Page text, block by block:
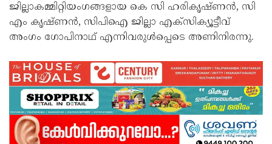
ജില്ലാകമ്മിറ്റിയംഗങ്ങളായ കെ സി ഹരികൃഷ്‌ണൻ, സി
എം കൃഷ്‌ണൻ, സിപിഐ ജില്ലാ എക്‌സിക്യൂട്ടീവ്‌
അംഗം ഗോപിനാഥ്‌ എന്നിവരുൾപ്പെടെ അണിനിരന്നു.